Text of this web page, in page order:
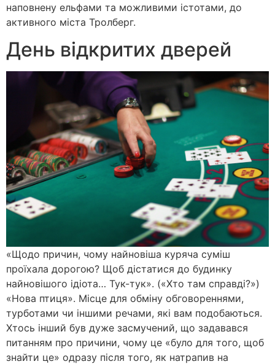
наповнену ельфами та можливими істотами, до
активного міста Тролберг.
День відкритих дверей
«Щодо причин, чому найновіша куряча суміш
проїхала дорогою? Щоб дістатися до будинку
найновішого ідіота… Тук-тук». («Хто там справді?»)
«Нова птиця». Місце для обміну обговореннями,
турботами чи іншими речами, які вам подобаються.
Хтось інший був дуже засмучений, що задавався
питанням про причини, чому це «було для того, щоб
знайти це» одразу після того, як натрапив на